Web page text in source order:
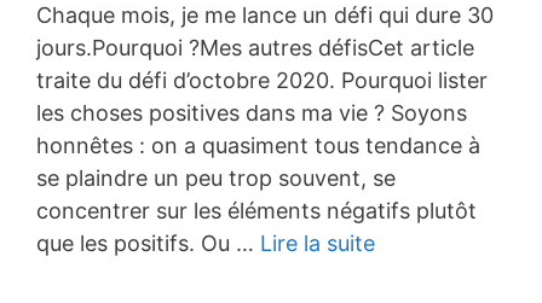
Chaque mois, je me lance un défi qui dure 30
jours.Pourquoi ?Mes autres défisCet article
traite du défi d’octobre 2020. Pourquoi lister
les choses positives dans ma vie ? Soyons
honnêtes : on a quasiment tous tendance à
se plaindre un peu trop souvent, se
concentrer sur les éléments négatifs plutôt
que les positifs. Ou … Lire la suite